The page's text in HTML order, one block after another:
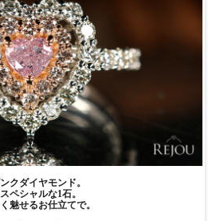
クダイヤモンド。
ペシャルな1石。
魅せるお仕立てで。